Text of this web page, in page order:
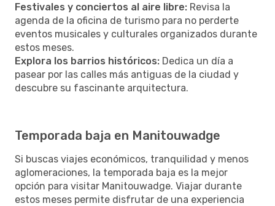
Festivales y conciertos al aire libre: Revisa la
agenda de la oficina de turismo para no perderte
eventos musicales y culturales organizados durante
estos meses.
Explora los barrios históricos: Dedica un día a
pasear por las calles más antiguas de la ciudad y
descubre su fascinante arquitectura.
Temporada baja en Manitouwadge
Si buscas viajes económicos, tranquilidad y menos
aglomeraciones, la temporada baja es la mejor
opción para visitar Manitouwadge. Viajar durante
estos meses permite disfrutar de una experiencia